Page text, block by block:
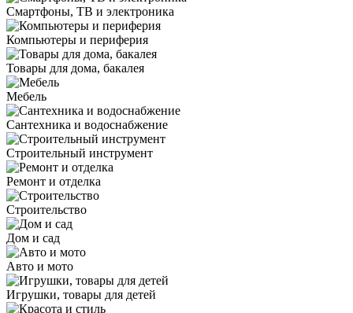
Смартфоны, ТВ и электроника
Компьютеры и периферия
Товары для дома, бакалея
Мебель
Сантехника и водоснабжение
Строительный инструмент
Ремонт и отделка
Строительство
Дом и сад
Авто и мото
Игрушки, товары для детей